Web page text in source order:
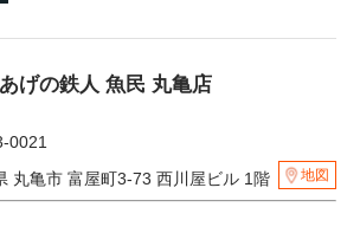
げの鉄人 魚民 丸亀店
0021
丸亀市 富屋町3-73 西川屋ビル 1階
地図